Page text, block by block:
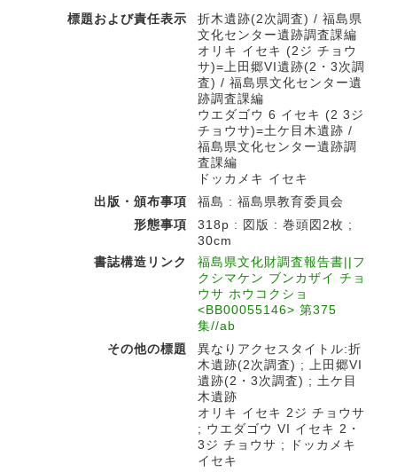
標題および責任表示
折木遺跡(2次調査) / 福島県
文化センター遺跡調査課編
オリキ イセキ (2ジ チョウ
サ)=上田郷VI遺跡(2・3次調
査) / 福島県文化センター遺
跡調査課編
ウエダゴウ 6 イセキ (2 3ジ
チョウサ)=土ケ目木遺跡 /
福島県文化センター遺跡調
査課編
ドッカメキ イセキ
出版・頒布事項
福島 : 福島県教育委員会
形態事項
318p : 図版 : 巻頭図2枚 ;
30cm
書誌構造リンク
福島県文化財調査報告書||フ
クシマケン ブンカザイ チョ
ウサ ホウコクショ
<BB00055146> 第375
集//ab
その他の標題
異なりアクセスタイトル:折
木遺跡(2次調査) ; 上田郷VI
遺跡(2・3次調査) ; 土ケ目
木遺跡
オリキ イセキ 2ジ チョウサ
; ウエダゴウ VI イセキ 2・
3ジ チョウサ ; ドッカメキ
イセキ